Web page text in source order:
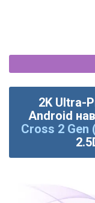
2K Ultra-
Android
Cross 2 Gen